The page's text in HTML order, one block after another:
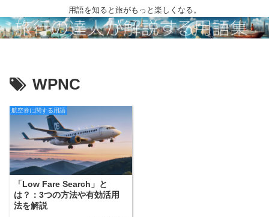
用語を知ると旅がもっと楽しくなる。
WPNC
航空券に関する用語
「Low Fare Search」と
は？：3つの方法や有効活用
法を解説